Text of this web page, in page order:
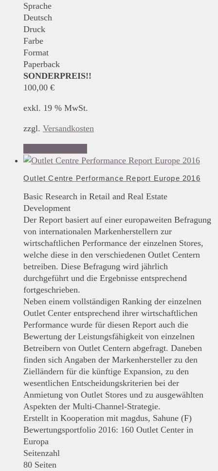
Sprache
Deutsch
Druck
Farbe
Format
Paperback
SONDERPREIS!!
100,00 €
exkl. 19 % MwSt.
zzgl. Versandkosten
Outlet Centre Performance Report Europe 2016
Basic Research in Retail and Real Estate
Development
Der Report basiert auf einer europaweiten Befragung
von internationalen Markenherstellern zur
wirtschaftlichen Performance der einzelnen Stores,
welche diese in den verschiedenen Outlet Centern
betreiben. Diese Befragung wird jährlich
durchgeführt und die Ergebnisse entsprechend
fortgeschrieben.
Neben einem vollständigen Ranking der einzelnen
Outlet Center entsprechend ihrer wirtschaftlichen
Performance wurde für diesen Report auch die
Bewertung der Leistungsfähigkeit von einzelnen
Betreibern von Outlet Centern abgefragt. Daneben
finden sich Angaben der Markenhersteller zu den
Zielländern für die künftige Expansion, zu den
wesentlichen Entscheidungskriterien bei der
Anmietung von Outlet Stores und zu ausgewählten
Aspekten der Multi-Channel-Strategie.
Erstellt in Kooperation mit magdus, Sahune (F)
Bewertungsportfolio 2016: 160 Outlet Center in
Europa
Seitenzahl
80 Seiten